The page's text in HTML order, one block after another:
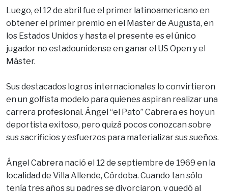
Luego, el 12 de abril fue el primer latinoamericano en
obtener el primer premio en el Master de Augusta, en
los Estados Unidos y hasta el presente es el único
jugador no estadounidense en ganar el US Open y el
Máster.
Sus destacados logros internacionales lo convirtieron
en un golfista modelo para quienes aspiran realizar una
carrera profesional. Ángel “el Pato” Cabrera es hoy un
deportista exitoso, pero quizá pocos conozcan sobre
sus sacrificios y esfuerzos para materializar sus sueños.
Ángel Cabrera nació el 12 de septiembre de 1969 en la
localidad de Villa Allende, Córdoba. Cuando tan sólo
tenía tres años su padres se divorciaron, y quedó al